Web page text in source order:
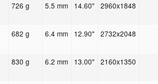
726 g 5.5 mm 14.60" 2960x1848
682 g 6.4 mm 12.90" 2732x2048
830 g 6.2 mm 13.00" 2160x1350